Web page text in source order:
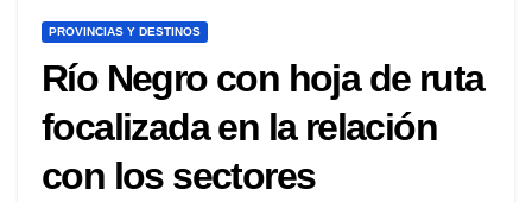
PROVINCIAS Y DESTINOS
Río Negro con hoja de ruta
focalizada en la relación
con los sectores